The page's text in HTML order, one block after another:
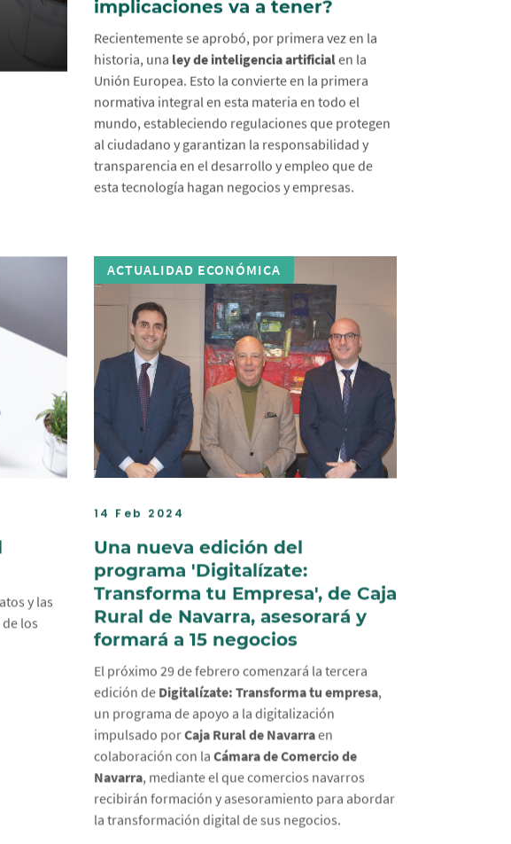
implicaciones va a tener?
Recientemente se aprobó, por primera vez en la
historia, una ley de inteligencia artificial en la
Unión Europea. Esto la convierte en la primera
normativa integral en esta materia en todo el
mundo, estableciendo regulaciones que protegen
al ciudadano y garantizan la responsabilidad y
transparencia en el desarrollo y empleo que de
esta tecnología hagan negocios y empresas.
y las
los
ACTUALIDAD ECONÓMICA
14 Feb 2024
Una nueva edición del
programa 'Digitalízate:
Transforma tu Empresa', de Caja
Rural de Navarra, asesorará y
formará a 15 negocios
El próximo 29 de febrero comenzará la tercera
edición de Digitalízate: Transforma tu empresa
un programa de apoyo a la digitalización
impulsado por
Caja Rural de Navarra
colaboración con la
Cámara de Comercio de
Navarra
, mediante el que comercios navarros
recibirán formación y asesoramiento para abordar
la transformación digital de sus negocios.